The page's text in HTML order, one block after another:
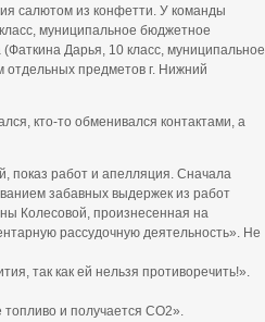
салютом из конфетти. У команды
муниципальное бюджетное
Дарья, 10 класс, муниципальное
предметов г. Нижний
кто-то обменивался контактами, а
показ работ и апелляция. Сначала
забавных выдержек из работ
Колесовой, произнесенная на
рассудочную деятельность». Не
так как ей нельзя противоречить!».
и получается CO2».